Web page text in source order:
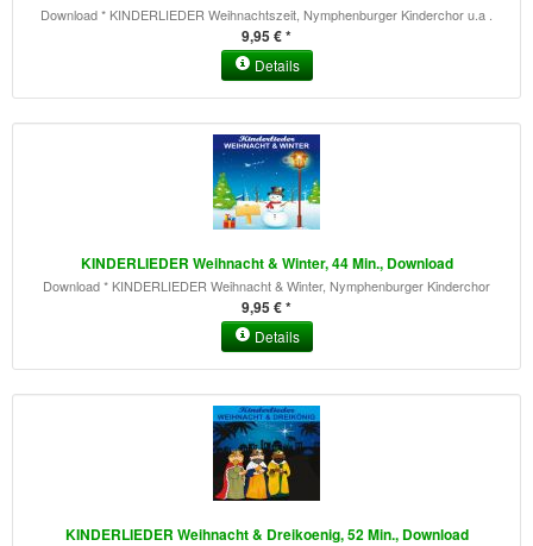
Download * KINDERLIEDER Weihnachtszeit, Nymphenburger Kinderchor u.a .
9,95 € *
Details
KINDERLIEDER Weihnacht & Winter, 44 Min., Download
Download * KINDERLIEDER Weihnacht & Winter, Nymphenburger Kinderchor
9,95 € *
Details
KINDERLIEDER Weihnacht & Dreikoenig, 52 Min., Download